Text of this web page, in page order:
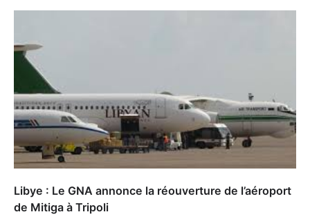
Libye : Le GNA annonce la réouverture de l’aéroport
de Mitiga à Tripoli